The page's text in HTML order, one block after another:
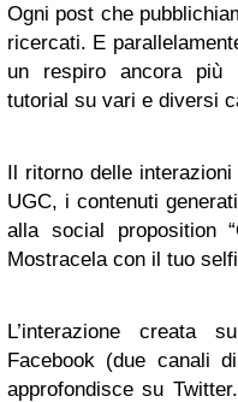
Ogni post che
ricercati. E
un respiro ancora più
tutorial su vari e diversi
Il ritorno delle
UGC, i contenuti
alla social proposition
Mostracela con il tuo
L’interazione creata
Facebook (due canali
approfondisce su